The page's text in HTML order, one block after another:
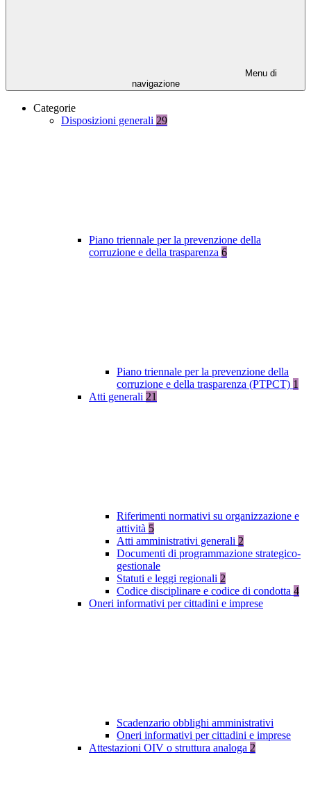
Menu di
navigazione
Categorie
Disposizioni generali 29
Piano triennale per la prevenzione della
corruzione e della trasparenza 6
Piano triennale per la prevenzione della
corruzione e della trasparenza (PTPCT) 1
Atti generali 21
Riferimenti normativi su organizzazione e
attività 5
Atti amministrativi generali 2
Documenti di programmazione strategico-
gestionale
Statuti e leggi regionali 2
Codice disciplinare e codice di condotta 4
Oneri informativi per cittadini e imprese
Scadenzario obblighi amministrativi
Oneri informativi per cittadini e imprese
Attestazioni OIV o struttura analoga 2